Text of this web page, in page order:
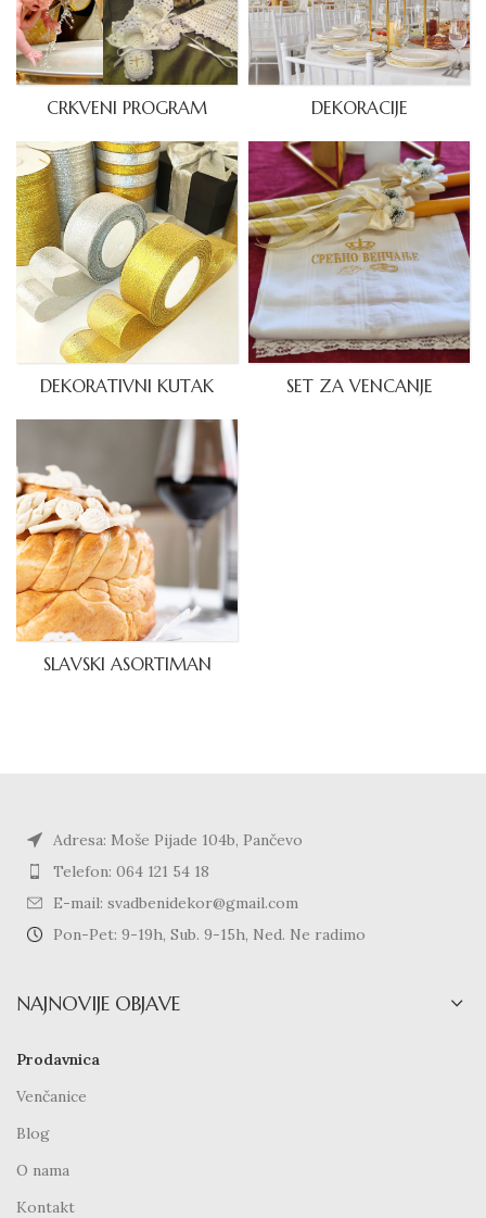
CRKVENI PROGRAM DEKORACIJE
DEKORATIVNI KUTAK SET ZA VENCANJE
SLAVSKI ASORTIMAN
Adresa: Moše Pijade 104b, Pančevo
Telefon: 064 121 54 18
E-mail: svadbenidekor@gmail.com
Pon-Pet: 9-19h, Sub. 9-15h, Ned. Ne radimo
NAJNOVIJE OBJAVE
Prodavnica
Venčanice
Blog
O nama
Kontakt